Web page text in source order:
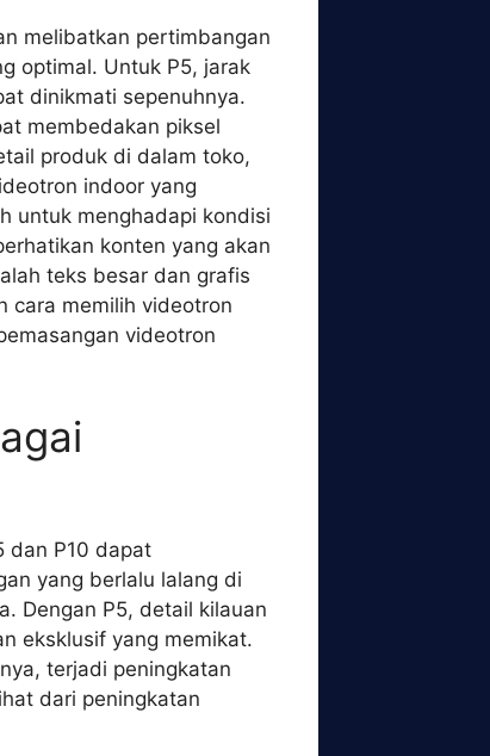
melibatkan pertimbangan
optimal. Untuk P5, jarak
dinikmati sepenuhnya.
membedakan piksel
produk di dalam toko,
indoor yang
untuk menghadapi kondisi
konten yang akan
teks besar dan grafis
cara memilih videotron
videotron
dan P10 dapat
yang berlalu lalang di
Dengan P5, detail kilauan
eksklusif yang memikat.
terjadi peningkatan
dari peningkatan